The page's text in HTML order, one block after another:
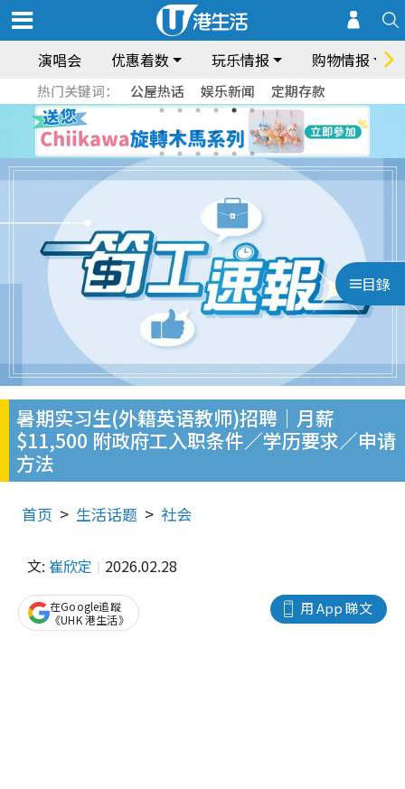
演唱会 优惠着数 玩乐情报 购物情报
热门关键词： 公屋热话 娱乐新闻 定期存款
目錄
暑期实习生(外籍英语教师)招聘｜月薪
$11,500 附政府工入职条件／学历要求／申请
方法
首页 生活话题 社会
文: 崔欣定 2026.02.28
用 App 睇文
在Google追蹤
《UHK 港生活》